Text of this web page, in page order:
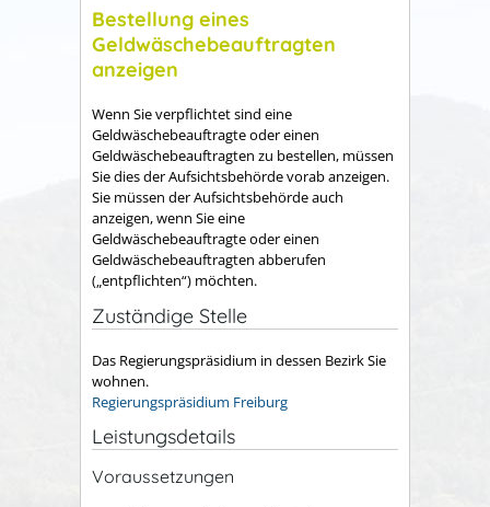
Bestellung eines
Geldwäschebeauftragten
anzeigen
Wenn Sie verpflichtet sind eine
Geldwäschebeauftragte oder einen
Geldwäschebeauftragten zu bestellen, müssen
Sie dies der Aufsichtsbehörde vorab anzeigen.
Sie müssen der Aufsichtsbehörde auch
anzeigen, wenn Sie eine
Geldwäschebeauftragte oder einen
Geldwäschebeauftragten abberufen
(„entpflichten“) möchten.
Zuständige Stelle
Das Regierungspräsidium in dessen Bezirk Sie
wohnen.
Regierungspräsidium Freiburg
Leistungsdetails
Voraussetzungen